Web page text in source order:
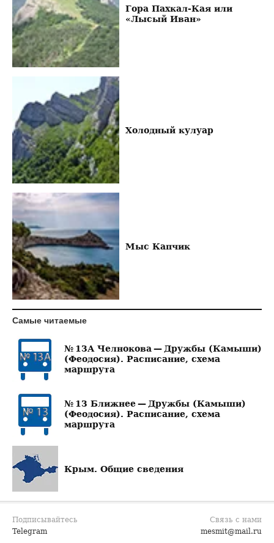
Гора Пахкал-Кая или
«Лысый Иван»
Холодный кулуар
Мыс Капчик
Самые читаемые
№ 13А Челнокова — Дружбы (Камыши)
(Феодосия). Расписание, схема
маршрута
№ 13 Ближнее — Дружбы (Камыши)
(Феодосия). Расписание, схема
маршрута
Крым. Общие сведения
Подписывайтесь
Telegram
Связь с нами
mesmit@mail.ru